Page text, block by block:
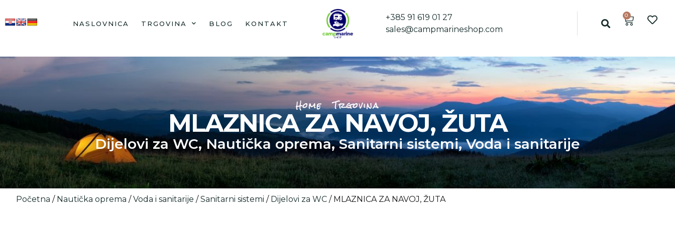
NASLOVNICA TRGOVINA BLOG KONTAKT
+385 91 619 01 27
sales@campmarineshop.com
0
Home Trgovina
MLAZNICA ZA NAVOJ, ŽUTA
Dijelovi za WC,Nautička oprema,Sanitarni sistemi,Voda i sanitarije
Početna / Nautička oprema /Voda i sanitarije /Sanitarni sistemi / Dijelovi za WC / MLAZNICA ZA NAVOJ, ŽUTA